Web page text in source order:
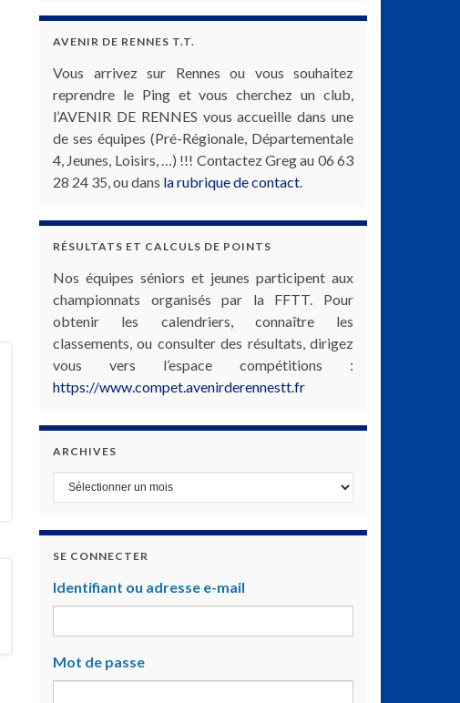
AVENIR DE RENNES T.T.
Vous arrivez sur Rennes ou vous souhaitez
reprendre le Ping et vous cherchez un club,
l’AVENIR DE RENNES vous accueille dans une
de ses équipes (Pré-Régionale, Départementale
4, Jeunes, Loisirs, …) !!! Contactez Greg au 06 63
28 24 35, ou dans la rubrique de contact.
RÉSULTATS ET CALCULS DE POINTS
Nos équipes séniors et jeunes participent aux
championnats organisés par la FFTT. Pour
obtenir les calendriers, connaître les
classements, ou consulter des résultats, dirigez
vous vers l’espace compétitions :
https://www.compet.avenirderennestt.fr
ARCHIVES
Archives
SE CONNECTER
Identifiant ou adresse e-mail
Mot de passe